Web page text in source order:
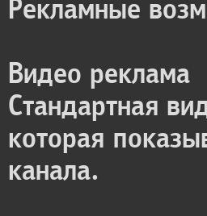
Рекламные
Видео реклама
Стандартная
которая
канала.